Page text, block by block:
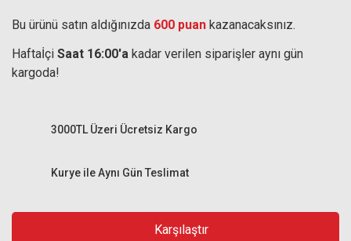
Bu ürünü satın aldığınızda 600 puan kazanacaksınız.
Haftaİçi Saat 16:00'a kadar verilen siparişler aynı gün
kargoda!
Kurye ile Aynı Gün Teslimat
3000TL Üzeri Ücretsiz Kargo
Karşılaştır